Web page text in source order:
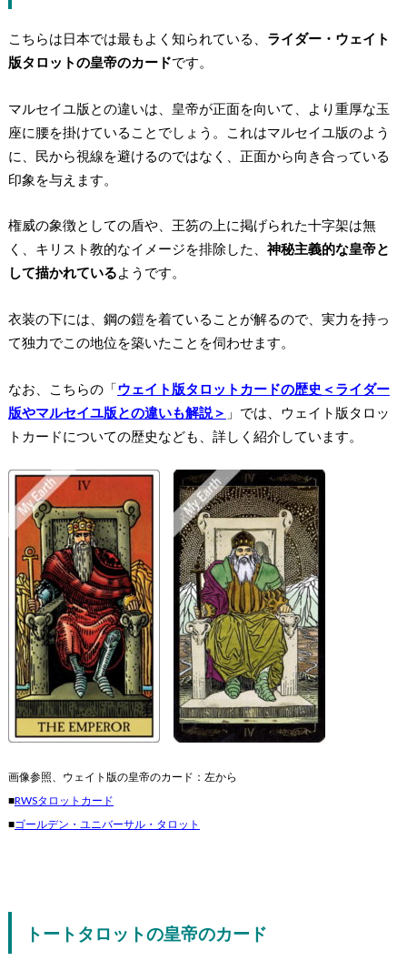
こちらは日本では最もよく知られている、 ライダー・ウェイト
版タロットの皇帝のカードです。
マルセイユ版との違いは、 皇帝が正面を向いて、より重厚な玉
座に腰を掛けている ことでしょう。これはマルセイユ版のよう
に、民から視線を避けるのではなく、正面から向き合っている
印象を与えます。
権威の象徴としての盾や、王笏の上に掲げられた十字架は無
く、キリスト教的なイメージを排除した、 神秘主義的な皇帝と
して描かれているようです。
衣装の下には、鋼の鎧を着ていることが解るので、実力を持っ
て独力でこの地位を築いたことを伺わせます。
なお、こちらの「ウェイト版タロットカードの歴史＜ライダー
版やマルセイユ版との違いも解説＞ 」では、ウェイト版タロッ
トカードについての歴史なども、詳しく紹介しています。
画像参照、ウェイト版の皇帝のカード：左から
■RWSタロットカード
■ゴールデン・ユニバーサル・タロット
トートタロットの皇帝のカード